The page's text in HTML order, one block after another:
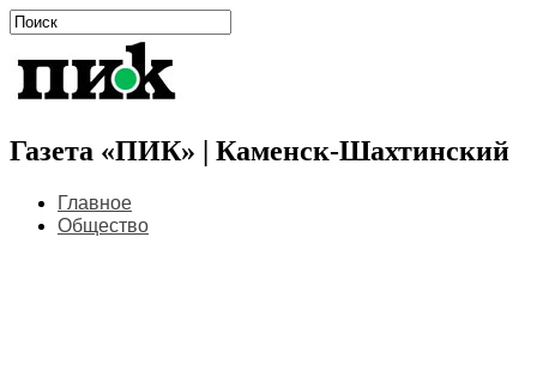
Газета «ПИК» | Каменск-Шахтинский
Главное
Общество